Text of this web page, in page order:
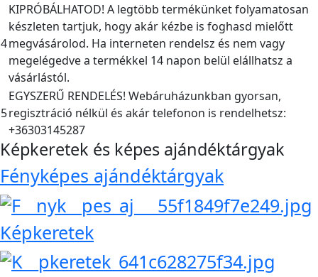
4
KIPRÓBÁLHATOD! A legtöbb termékünket folyamatosan
készleten tartjuk, hogy akár kézbe is foghasd mielőtt
megvásárolod. Ha interneten rendelsz és nem vagy
megelégedve a termékkel 14 napon belül elállhatsz a
vásárlástól.
5
EGYSZERŰ RENDELÉS! Webáruházunkban gyorsan,
regisztráció nélkül és akár telefonon is rendelhetsz:
+36303145287
Képkeretek és képes ajándéktárgyak
Fényképes ajándéktárgyak
Képkeretek